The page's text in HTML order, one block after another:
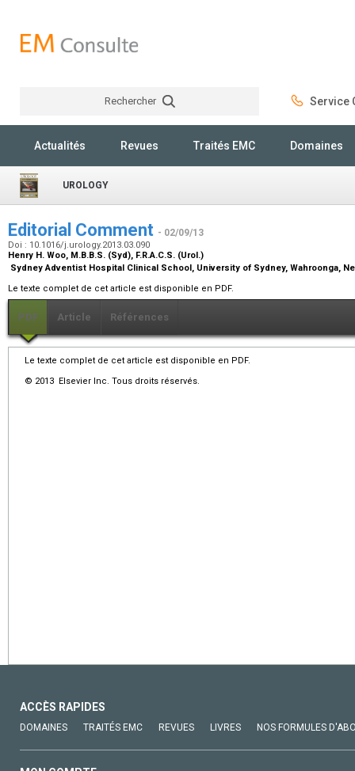
Rechercher Service
Actualités Revues Traités EMC Domaines
UROLOGY
Editorial Comment - 02/09/13
Doi : 10.1016/j.urology.2013.03.090
Henry H. Woo, M.B.B.S. (Syd), F.R.A.C.S. (Urol.)
Sydney Adventist Hospital Clinical School, University of Sydney, Wahroonga,
Le texte complet de cet article est disponible en PDF.
PDF Article Références
Le texte complet de cet article est disponible en PDF.
© 2013 Elsevier Inc. Tous droits réservés.
ACCÈS RAPIDES
DOMAINES TRAITÉS EMC REVUES LIVRES NOS FORMULES